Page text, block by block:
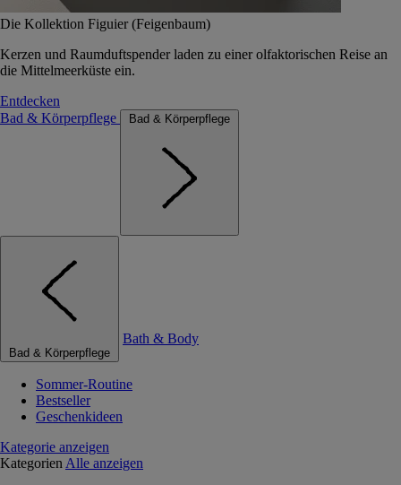
Die Kollektion Figuier (Feigenbaum)
Kerzen und Raumduftspender laden zu einer olfaktorischen Reise an
die Mittelmeerküste ein.
Entdecken
Bad & Körperpflege
Bad & Körperpflege
Bad & Körperpflege
Bath & Body
Sommer-Routine
Bestseller
Geschenkideen
Kategorie anzeigen
Kategorien Alle anzeigen